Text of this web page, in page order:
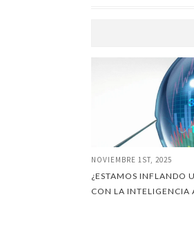
NOVIEMBRE 1ST, 2025
¿ESTAMOS INFLANDO
CON LA INTELIGENCIA